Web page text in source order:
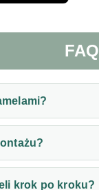
FAQ
krok po kroku?